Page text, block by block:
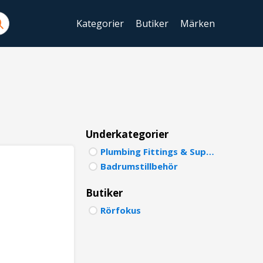
Kategorier Butiker Märken
Underkategorier
Plumbing Fittings & Supports
Badrumstillbehör
Butiker
Rörfokus